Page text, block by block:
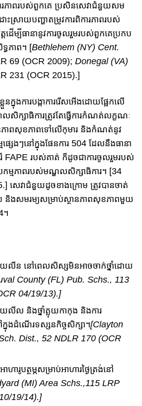
ភា​ព​របស់​​​ពួកគេ​ ប្រសិនសេវាជំនួយ​សម
ស្រាយ​បញ្ហា​តម្រូវ​ការពិការភាព​របស់
ត​​ដើម្បីធានា​នូវ​ការចូលរួម​របស់ពួក​គេ​ប្រកប​
ធភាព​។​ [Bethlehem (NY) Cent.
69 (OCR 2009); Donegal (VA)
231 (OCR 2015).]
នក្នុងការ​បង្កា​ការរើសអើង​ដោយផ្អែកលើ​
សិក្សា​ធិការ​​ត្រូវ​តែ​ធ្វើការកំណត់​លក្ខណៈ
ភា​ព​សុខភាព​ទៅលើកុមារ​​ និង​កំណត់នូវ​
សេងៗ​នៅក្នុងផែនការ​ 504 ដែលនឹង​ធានា​
FAPE របស់​គាត់​ ក៏ដូចជា​ការចូលរួមរបស់
កម្មភាព​របស់​មណ្ឌលសិក្សា​ធិការ​។​ [34
សេវាជំនួយ​ដូចខាងក្រោម​ ត្រូវបាន​ចាត់
និង​សមរម្យ​​សម្រាប់​ស្ថានភាព​សុខភាព​​មួយ​
។
ស៊ុយលីន​ នៅពេលសិស្ស​មិនអាច​ចាក់ថ្នាំដោយ
County (FL) Pub. Schs., 113
04/19/13).]
យលីល និងថ្នាំ​​គ្លុយកាកុង​ និងការ​
ងដំណើរទស្សនកិច្ច​សិក្សា​។[Clayton
Dist., 52 NDLR 170 (OCR
ាហារូបត្ថម្ភ​សម្រាប់​អាហារថ្ងៃ​ត្រង់នៅ
(MI) Area Schs.,115 LRP
19/14).]